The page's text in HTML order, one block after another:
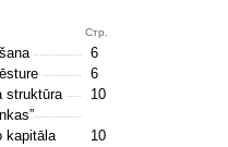
Стр.
6
6
struktūra 10
kapitāla
10